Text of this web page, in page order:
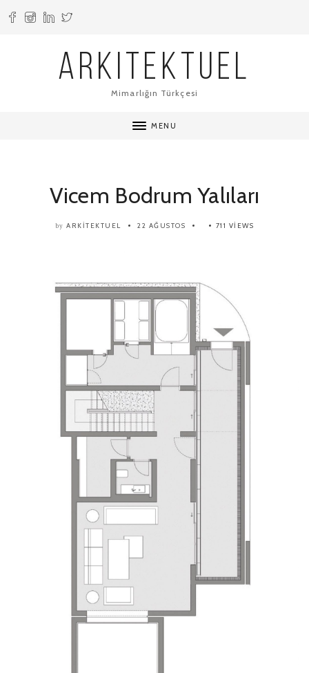
ARKITEKTUEL
Mimarlığın Türkçesi
MENU
Vicem Bodrum Yalıları
by ARKITEKTUEL 22 AĞUSTOS 711 VIEWS